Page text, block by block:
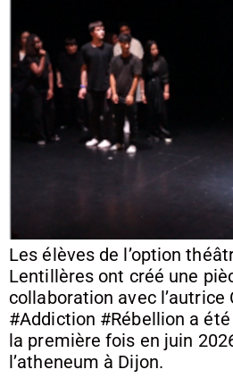
Les élèves de l’option
Lentillères ont créé une
collaboration avec l’autrice
#Addiction #Rébellion a
la première fois en juin
l’atheneum à Dijon.